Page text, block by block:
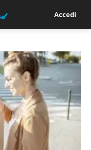
Accedi